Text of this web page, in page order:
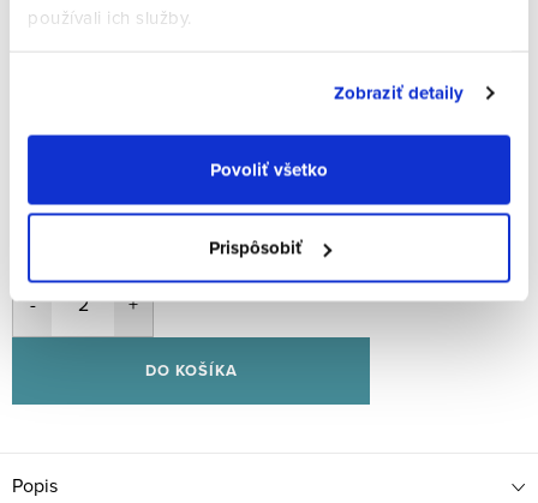
používali ich služby.
Zobraziť detaily
Povoliť všetko
Prispôsobiť
DO KOŠÍKA
€74/ ks
DO KOŠÍKA
Popis